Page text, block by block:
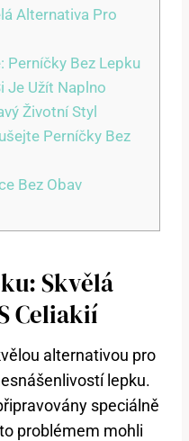
Alternativa Pro
Perníčky Bez Lepku
Je Užít Naplno
Životní Styl
Perníčky Bez
Bez Obav
Skvělá
Celiakií
alternativou pro
lepku.
speciálně
problémem mohli